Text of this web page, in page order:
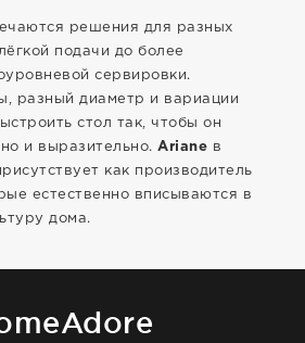
решения для разных
подачи до более
сервировки.
разный диаметр и вариации
стол так, чтобы он
и выразительно. Ariane в
как производитель
естественно вписываются в
дома.